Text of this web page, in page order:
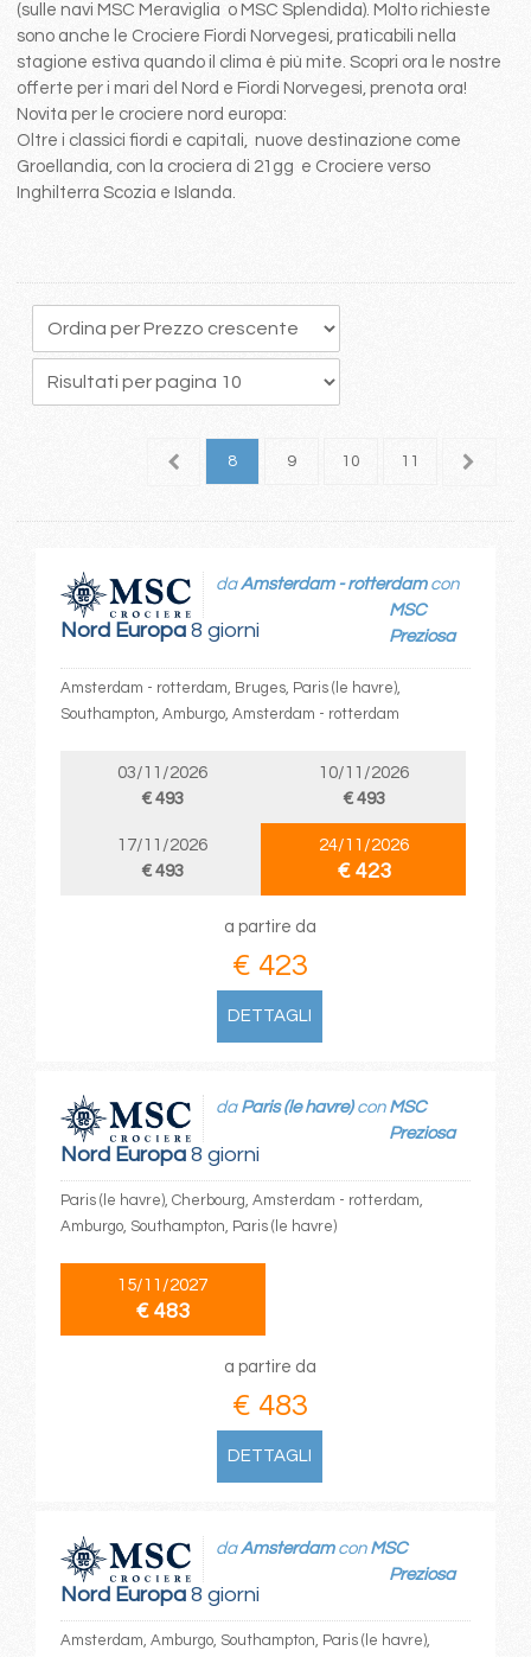
(sulle navi MSC Meraviglia o MSC Splendida). Molto richieste
sono anche le Crociere Fiordi Norvegesi, praticabili nella
stagione estiva quando il clima è più mite. Scopri ora le nostre
offerte per i mari del Nord e Fiordi Norvegesi, prenota ora!
Novita per le crociere nord europa:
Oltre i classici fiordi e capitali, nuove destinazione come
Groellandia, con la crociera di 21gg e Crociere verso
Inghilterra Scozia e Islanda.
7 8 9 10 11 12
Nord Europa8 giorni
daAmsterdam - rotterdamcon
MSC
Preziosa
Amsterdam - rotterdam, Bruges, Paris (le havre),
Southampton, Amburgo, Amsterdam - rotterdam
03/11/2026
€ 493
10/11/2026
€ 493
17/11/2026
€ 493
24/11/2026
€ 423
a partire da
€ 423
DETTAGLI
Nord Europa8 giorni
da Paris (le havre)con MSC
Preziosa
Paris (le havre), Cherbourg, Amsterdam - rotterdam,
Amburgo, Southampton, Paris (le havre)
15/11/2027
€ 483
a partire da
€ 483
DETTAGLI
Nord Europa8 giorni
daAmsterdamcon MSC
Preziosa
Amsterdam, Amburgo, Southampton, Paris (le havre),